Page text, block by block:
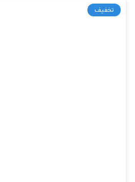
تخفیف